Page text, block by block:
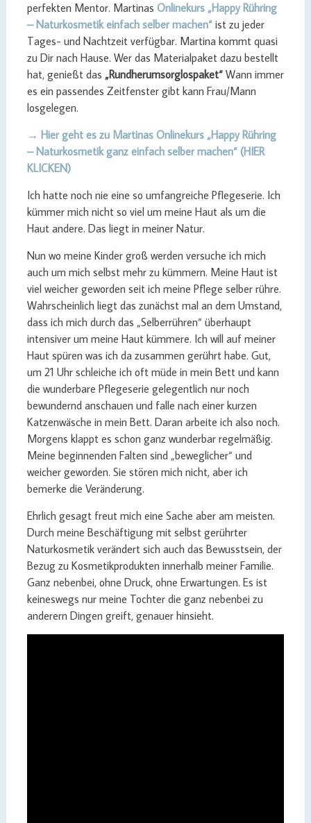
perfekten Mentor. Martinas Onlinekurs „Happy Rühring
– Naturkosmetik einfach selber machen“ist zu jeder
Tages- und Nachtzeit verfügbar. Martina kommt quasi
zu Dir nach Hause. Wer das Materialpaket dazu bestellt
hat, genießt das „Rundherumsorglospaket“Wann immer
es ein passendes Zeitfenster gibt kann Frau/Mann
losgelegen.
→ Hier geht es zu Martinas Onlinekurs „Happy Rühring
– Naturkosmetik ganz einfach selber machen“ (HIER
KLICKEN)
Ich hatte noch nie eine so umfangreiche Pflegeserie. Ich
kümmer mich nicht so viel um meine Haut als um die
Haut andere. Das liegt in meiner Natur.
Nun wo meine Kinder groß werden versuche ich mich
auch um mich selbst mehr zu kümmern. Meine Haut ist
viel weicher geworden seit ich meine Pflege selber rühre.
Wahrscheinlich liegt das zunächst mal an dem Umstand,
dass ich mich durch das „Selberrühren“ überhaupt
intensiver um meine Haut kümmere. Ich will auf meiner
Haut spüren was ich da zusammen gerührt habe. Gut,
um 21 Uhr schleiche ich oft müde in mein Bett und kann
die wunderbare Pflegeserie gelegentlich nur noch
bewundernd anschauen und falle nach einer kurzen
Katzenwäsche in mein Bett. Daran arbeite ich also noch.
Morgens klappt es schon ganz wunderbar regelmäßig.
Meine beginnenden Falten sind „beweglicher“ und
weicher geworden. Sie stören mich nicht, aber ich
bemerke die Veränderung.
Ehrlich gesagt freut mich eine Sache aber am meisten.
Durch meine Beschäftigung mit selbst gerührter
Naturkosmetik verändert sich auch das Bewusstsein, der
Bezug zu Kosmetikprodukten innerhalb meiner Familie.
Ganz nebenbei, ohne Druck, ohne Erwartungen. Es ist
keineswegs nur meine Tochter die ganz nebenbei zu
anderern Dingen greift, genauer hinsieht.